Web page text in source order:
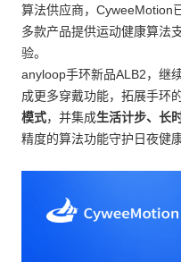
算法供应商，CyweeMotion
多款产品提供运动健康算法
验。
anyloop手环新品ALB2，继
成更多穿戴功能，拓展手环
模式，并集成生活计步、长
精度的算法功能守护日夜健康